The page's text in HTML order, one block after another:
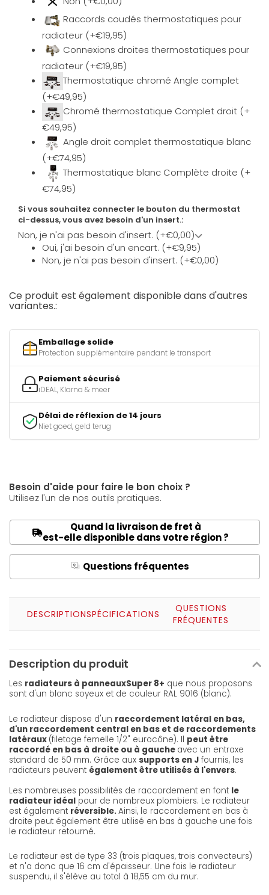
Raccords coudés thermostatiques pour
radiateur (+€19,95)
Connexions droites thermostatiques pour
radiateur (+€19,95)
Thermostatique chromé Angle complet
(+€49,95)
Chromé thermostatique Complet droit (+
€49,95)
Angle droit complet thermostatique blanc
(+€74,95)
Thermostatique blanc Complète droite (+
€74,95)
Si vous souhaitez connecter le bouton du thermostat
ci-dessus, vous avez besoin d'un insert.:
Non, je n'ai pas besoin d'insert. (+€0,00)
Oui, j'ai besoin d'un encart. (+€9,95)
Non, je n'ai pas besoin d'insert. (+€0,00)
Ce produit est également disponible dans d'autres
variantes.:
Emballage solide
Protection supplémentaire pendant le transport
Paiement sécurisé
iDEAL, Klarna & meer
Délai de réflexion de 14 jours
Niet goed, geld terug
Besoin d'aide pour faire le bon choix ?
Utilisez l'un de nos outils pratiques.
Quand la livraison de fret à
est-elle disponible dans votre région ?
Q Questions fréquentes
DESCRIPTIONSPÉCIFICATIONS
QUESTIONS
FRÉQUENTES
Description du produit
Les radiateurs à panneauxSuper 8+ que nous proposons
sont d'un blanc soyeux et de couleur RAL 9016 (blanc).
Le radiateur dispose d'un raccordement latéral en bas,
d'un raccordement central en bas et de raccordements
latéraux (filetage femelle 1/2" eurocône). Il peut être
raccordé en bas à droite ou à gauche avec un entraxe
standard de 50 mm. Grâce aux supports en J fournis, les
radiateurs peuvent également être utilisés à l'envers.
Les nombreuses possibilités de raccordement en font le
radiateur idéal pour de nombreux plombiers. Le radiateur
est également réversible.Ainsi, le raccordement en bas à
droite peut également être utilisé en bas à gauche une fois
le radiateur retourné.
Le radiateur est de type 33 (trois plaques, trois convecteurs)
et n'a donc que 16 cm d'épaisseur. Une fois le radiateur
suspendu, il s'élève au total à 18,55 cm du mur.